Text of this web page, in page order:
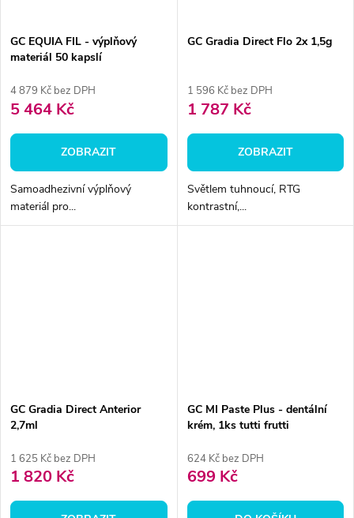
GC EQUIA FIL - výplňový
materiál 50 kapslí
4 879 Kč bez DPH
5 464 Kč
ZOBRAZIT
Samoadhezivní výplňový
materiál pro...
GC Gradia Direct Flo 2x 1,5g
1 596 Kč bez DPH
1 787 Kč
ZOBRAZIT
Světlem tuhnoucí, RTG
kontrastní,...
GC Gradia Direct Anterior
2,7ml
1 625 Kč bez DPH
1 820 Kč
GC MI Paste Plus - dentální
krém, 1ks tutti frutti
624 Kč bez DPH
699 Kč